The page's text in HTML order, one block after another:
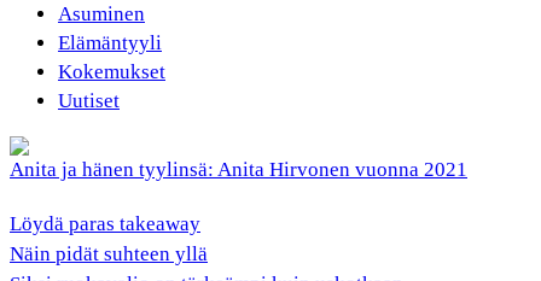
Asuminen
Elämäntyyli
Kokemukset
Uutiset
Anita ja hänen tyylinsä: Anita Hirvonen vuonna 2021
Löydä paras takeaway
Näin pidät suhteen yllä